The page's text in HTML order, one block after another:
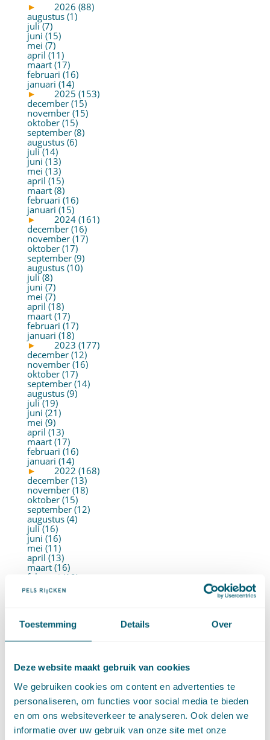
Toestemming Details Over
Deze website maakt gebruik van cookies
We gebruiken cookies om content en advertenties te
personaliseren, om functies voor social media te bieden
en om ons websiteverkeer te analyseren. Ook delen we
informatie over uw gebruik van onze site met onze
►
2026 (88)
augustus (1)
juli (7)
juni (15)
mei (7)
april (11)
maart (17)
februari (16)
januari (14)
►
2025 (153)
december (15)
november (15)
oktober (15)
september (8)
augustus (6)
juli (14)
juni (13)
mei (13)
april (15)
maart (8)
februari (16)
januari (15)
►
2024 (161)
december (16)
november (17)
oktober (17)
september (9)
augustus (10)
juli (8)
juni (7)
mei (7)
april (18)
maart (17)
februari (17)
januari (18)
►
2023 (177)
december (12)
november (16)
oktober (17)
september (14)
augustus (9)
juli (19)
juni (21)
mei (9)
april (13)
maart (17)
februari (16)
januari (14)
►
2022 (168)
december (13)
november (18)
oktober (15)
september (12)
augustus (4)
juli (16)
juni (16)
mei (11)
april (13)
maart (16)
februari (19)
januari (15)
►
2021 (123)
oktober (13)
augustus (7)
juni (14)
mei (6)
april (11)
maart (14)
februari (11)
januari (15)
►
2020 (154)
december (6)